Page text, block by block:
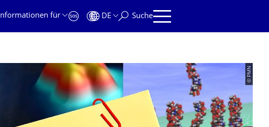
Informationen für DE Suche
© PMN